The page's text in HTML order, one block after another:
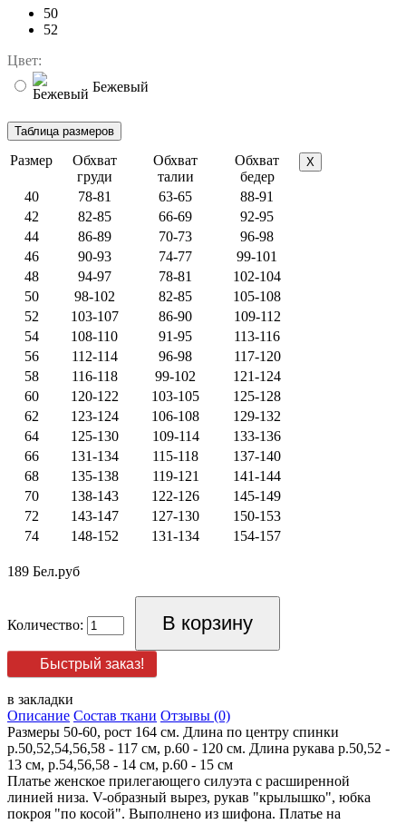
50
52
Цвет:
Бежевый
Размер
Обхват
груди
Обхват
талии
Обхват
бедер
X
40 78-81 63-65
88-91
42
82-85 66-69
92-95
44
86-89 70-73
96-98
46
90-93 74-77
99-101
48
94-97 78-81
102-104
50
98-102 82-85
105-108
52
103-107 86-90
109-112
54
108-110 91-95
113-116
56
112-114 96-98
117-120
58
116-118 99-102
121-124
60
120-122 103-105
125-128
62
123-124 106-108
129-132
64
125-130 109-114
133-136
66
131-134 115-118
137-140
68
135-138 119-121
141-144
70
138-143 122-126
145-149
72
143-147 127-130
150-153
74
148-152 131-134 154-157
189 Бел.руб
Количество:
Быстрый заказ!
в закладки
Описание Состав ткани Отзывы (0)
Размеры 50-60, рост 164 см. Длина по центру спинки
р.50,52,54,56,58 - 117 см, р.60 - 120 см. Длина рукава р.50,52 -
13 см, р.54,56,58 - 14 см, р.60 - 15 см
Платье женское прилегающего силуэта с расширенной
линией низа. V-образный вырез, рукав "крылышко", юбка
покроя "по косой". Выполнено из шифона. Платье на